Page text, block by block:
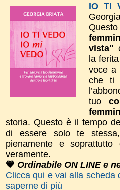
IO TI
vista"
la
voce a
che ti
tuo
storia. Questo è il tempo
di essere solo te
pienamente e
veramente.
💙 Ordinabile ON LINE e
Clicca qui e vai alla scheda
saperne di più